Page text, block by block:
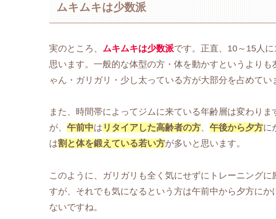
ムキムキは少数派
実のところ、 ムキムキは少数派です。正直、10～15人
思います。一般的な体型の方・体を動かすというより
ゃん・ガリガリ・少し太っている方が大部分を占めてい
また、時間帯によってジムに来ている年齢層は変わり
が、 午前中は リタイアした高齢者の方、 午後から夕方に
は割と体を鍛えている若い方が多いと思います。
このように、ガリガリも全く気にせずにトレーニング
すが、それでも気になるという方は午前中から夕方に
ないですね。